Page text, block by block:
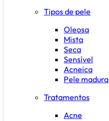
Tipos de pele
Oleosa
Mista
Seca
Sensível
Acneica
Pele madura
Tratamentos
Acne